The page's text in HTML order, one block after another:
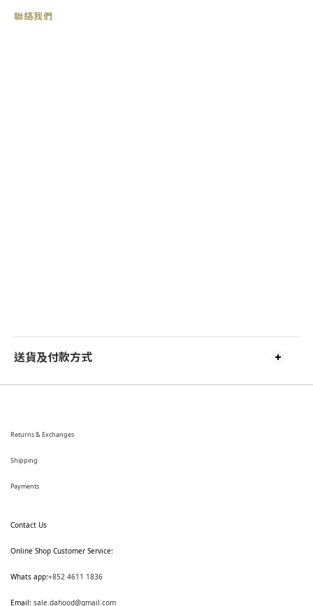
聯絡我們
送貨及付款方式
Returns & Exchanges
Shipping
Payments
Contact Us
Online Shop Customer Service:
Whats app:+852 4611 1836
Email: sale.dahood@gmail.com